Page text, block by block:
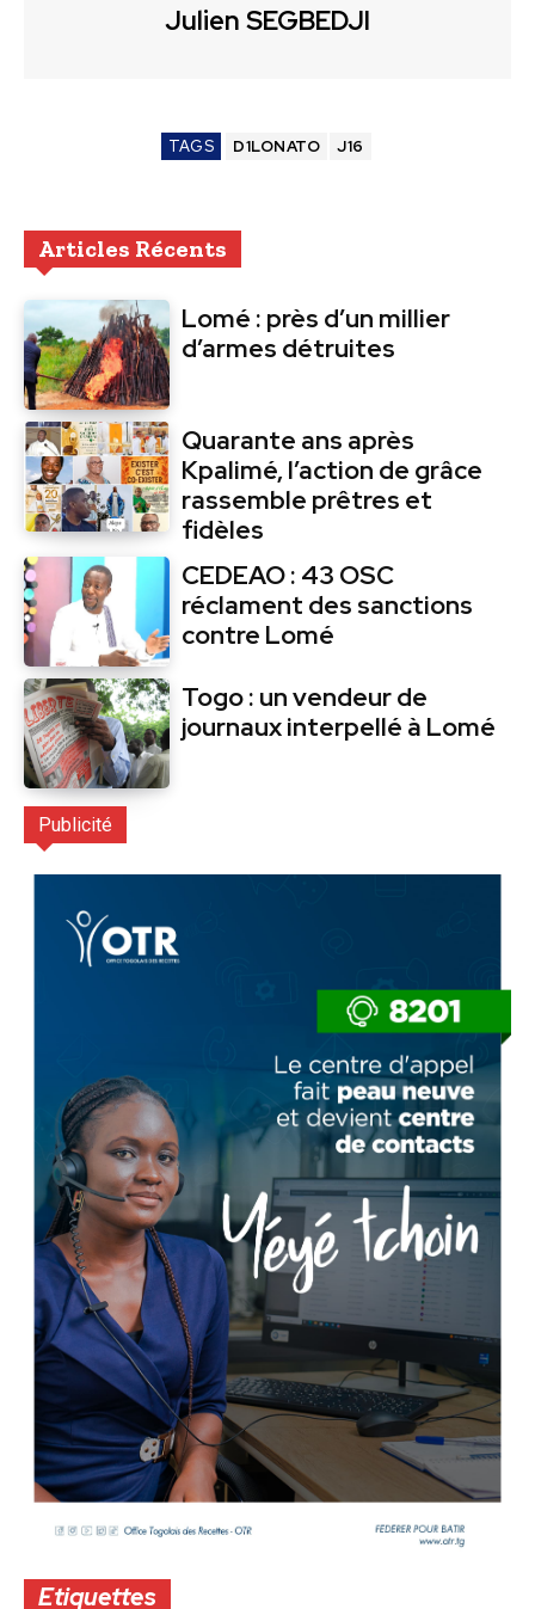
Julien SEGBEDJI
TAGS D1LONATO J16
Articles Récents
Lomé : près d’un millier
d’armes détruites
Quarante ans après
Kpalimé, l’action de grâce
rassemble prêtres et
fidèles
CEDEAO : 43 OSC
réclament des sanctions
contre Lomé
Togo : un vendeur de
journaux interpellé à Lomé
Publicité
Etiquettes